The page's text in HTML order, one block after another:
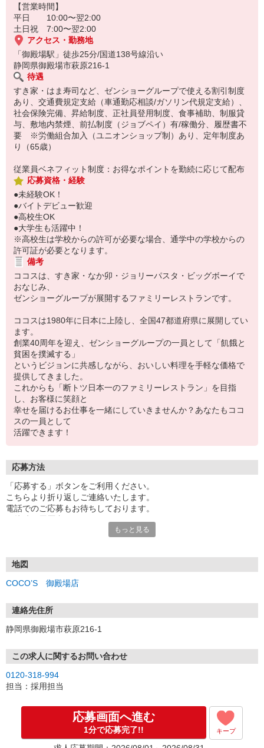
【営業時間】
平日 10:00〜翌2:00
土日祝 7:00〜翌2:00
アクセス・勤務地
「御殿場駅」徒歩25分/国道138号線沿い
静岡県御殿場市萩原216-1
待遇
すき家・はま寿司など、ゼンショーグループで使える割引制度
あり、交通費規定支給（車通勤応相談/ガソリン代規定支給）、
社会保険完備、昇給制度、正社員登用制度、食事補助、制服貸
与、敷地内禁煙、前払制度（ジョブペイ）有/稼働分、履歴書不
要 ※労働組合加入（ユニオンショップ制）あり、定年制度あ
り（65歳）
従業員ベネフィット制度：お得なポイントを勤続に応じて配布
応募資格・経験
●未経験OK！
●バイトデビュー歓迎
●高校生OK
●大学生も活躍中！
※高校生は学校からの許可が必要な場合、通学中の学校からの
許可証が必要となります。
備考
ココスは、すき家・なか卯・ジョリーパスタ・ビッグボーイで
おなじみ、
ゼンショーグループが展開するファミリーレストランです。
ココスは1980年に日本に上陸し、全国47都道府県に展開してい
ます。
創業40周年を迎え、ゼンショーグループの一員として「飢餓と
貧困を撲滅する」
というビジョンに共感しながら、おいしい料理を手軽な価格で
提供してきました。
これからも「断トツ日本一のファミリーレストラン」を目指
し、お客様に笑顔と
幸せを届けるお仕事を一緒にしていきませんか？あなたもココ
スの一員として
活躍できます！
応募方法
「応募する」ボタンをご利用ください。
こちらより折り返しご連絡いたします。
電話でのご応募もお待ちしております。
もっと見る
地図
COCO’S 御殿場店
連絡先住所
静岡県御殿場市萩原216-1
この求人に関するお問い合わせ
0120-318-994
担当：採用担当
応募画面へ進む
1分で応募完了!! キープ